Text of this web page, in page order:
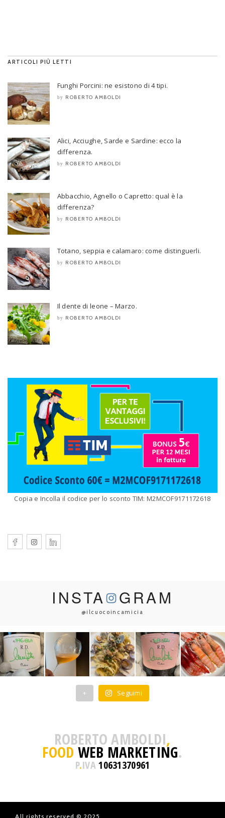
ARTICOLI PIÙ LETTI
Funghi Porcini: ne esistono di 4 tipi.
by ROBERTO AMBOLDI
Alici, Acciughe, Sarde e Sardine: ecco la
differenza.
by ROBERTO AMBOLDI
Abbacchio, Agnello o Capretto: qual è la
differenza?
by ROBERTO AMBOLDI
Totano, seppia e calamaro: come distinguerli.
by ROBERTO AMBOLDI
Il dente di leone – Marzo.
by ROBERTO AMBOLDI
Copia e Incolla il codice per lo sconto TIM: M2MCOF9171172618
INSTA GRAM
@ilcuocoincamicia
+ Seguimi
ROBERTO AMBOLDI,
FOOD WEB MARKETING.
P.IVA10631370961
All rights reserved © 2025